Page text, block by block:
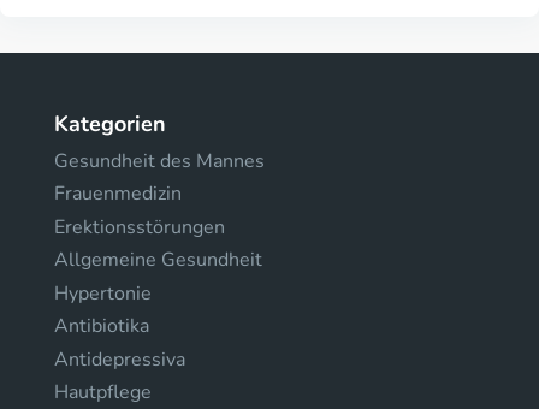
Kategorien
Gesundheit des Mannes
Frauenmedizin
Erektionsstörungen
Allgemeine Gesundheit
Hypertonie
Antibiotika
Antidepressiva
Hautpflege